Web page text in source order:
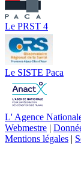
Le PRST 4
Le SISTE Paca
L' Agence
Webmestre |
Mentions légales |